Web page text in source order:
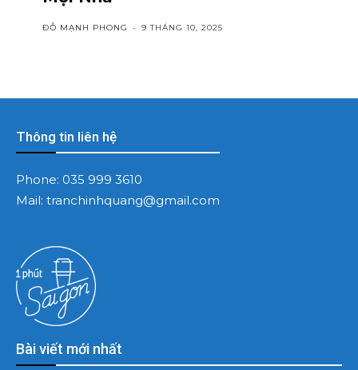
ĐỖ MẠNH PHONG - 9 THÁNG 10, 2025
Bài viết mới nhất
Thông tin liên hệ
Phone: 035 999 3610
Mail: tranchinhquang@gmail.com